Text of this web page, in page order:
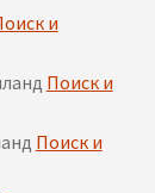
и
Поиск и
Поиск и